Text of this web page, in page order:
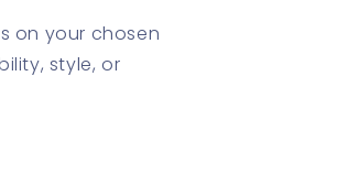
on your chosen
style, or